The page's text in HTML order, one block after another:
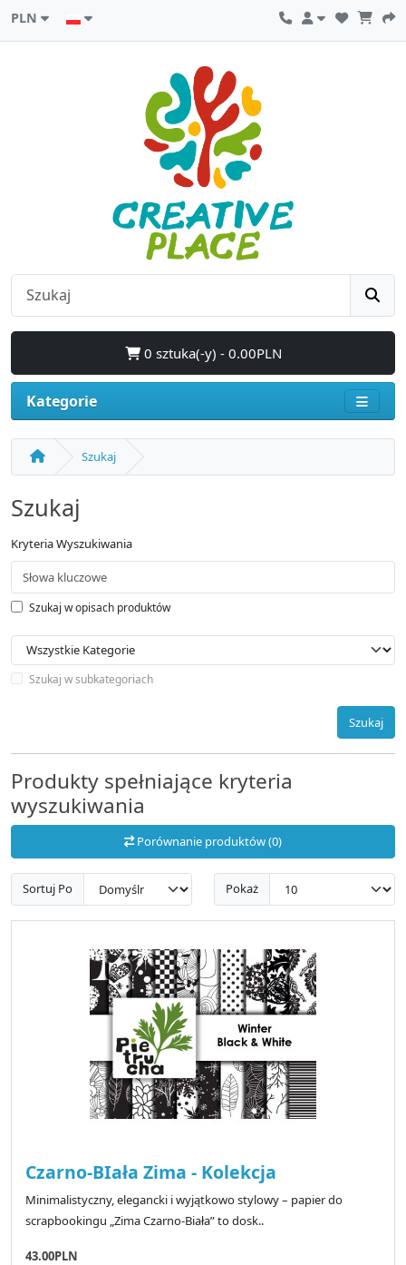
PLN
0 sztuka(-y) - 0.00PLN
Kategorie
Szukaj
Szukaj
Kryteria Wyszukiwania
Szukaj w opisach produktów
Szukaj w subkategoriach
Szukaj
Produkty spełniające kryteria
wyszukiwania
Porównanie produktów (0)
Sortuj Po Pokaż
Czarno-BIała Zima - Kolekcja
Minimalistyczny, elegancki i wyjątkowo stylowy – papier do
scrapbookingu „Zima Czarno-Biała” to dosk..
43.00PLN